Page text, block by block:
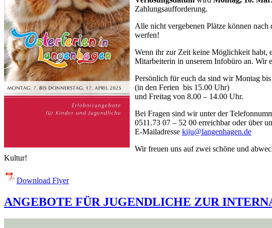
Zahlungsaufforderung.
Alle nicht vergebenen Plätze können
werfen!
Wenn ihr zur Zeit keine Möglichkeit habt,
Mitarbeiterin in unserem Infobüro an. Wir
Persönlich für euch da sind wir Montag
(in den Ferien bis 15.00 Uhr)
und Freitag von 8.00 – 14.00 Uhr.
Bei Fragen sind wir unter der
0511.73 07 – 52 00 erreichbar oder über
E-Mailadresse kiju@langenhagen.de
Wir freuen uns auf zwei schöne und
Kultur!
Download Flyer
ANGEBOTE FÜR JUGENDLICHE ZUR